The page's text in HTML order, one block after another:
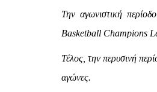
Την αγωνιστική
Basketball Champions
Τέλος, την περυσινή
αγώνες.